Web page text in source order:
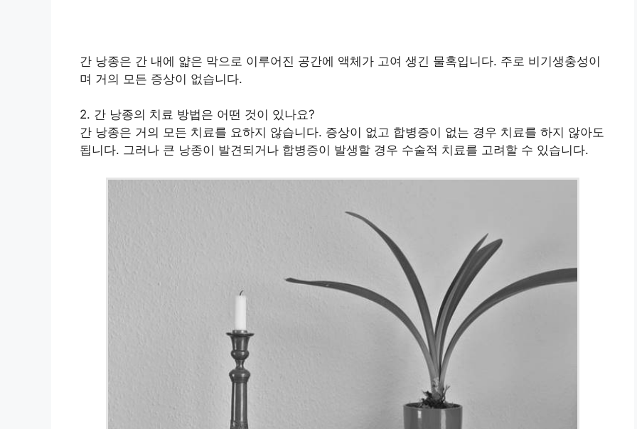
간 낭종은 간 내에 얇은 막으로 이루어진 공간에 액체가 고여 생긴 물혹입니다. 주로 비기생충성이
며 거의 모든 증상이 없습니다.
2. 간 낭종의 치료 방법은 어떤 것이 있나요?
간 낭종은 거의 모든 치료를 요하지 않습니다. 증상이 없고 합병증이 없는 경우 치료를 하지 않아도
됩니다. 그러나 큰 낭종이 발견되거나 합병증이 발생할 경우 수술적 치료를 고려할 수 있습니다.